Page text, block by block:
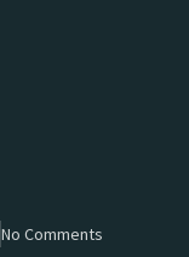
No Comments